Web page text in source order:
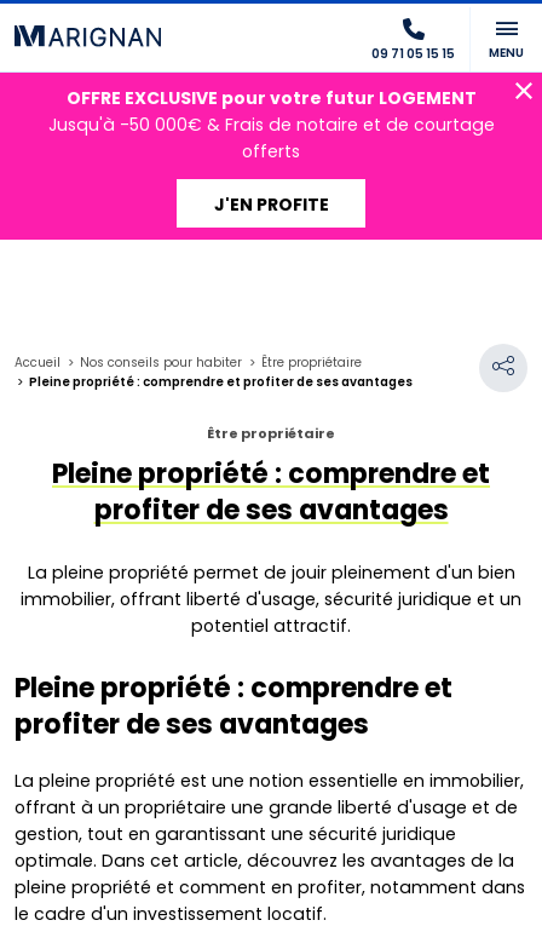
09 71 05 15 15 MENU
OFFRE EXCLUSIVE pour votre futur LOGEMENT
Jusqu'à -50 000€ & Frais de notaire et de courtage
offerts
J'EN PROFITE
Accueil Nos conseils pour habiter
Être propriétaire
Pleine propriété : comprendre et profiter de ses avantages
Être propriétaire
Pleine propriété : comprendre et
profiter de ses avantages
La pleine propriété permet de jouir pleinement d'un bien
immobilier, offrant liberté d'usage, sécurité juridique et un
potentiel attractif.
Pleine propriété : comprendre et
profiter de ses avantages
La pleine propriété est une notion essentielle en immobilier,
offrant à un propriétaire une grande liberté d'usage et de
gestion, tout en garantissant une sécurité juridique
optimale. Dans cet article, découvrez les avantages de la
pleine propriété et comment en profiter, notamment dans
le cadre d'un investissement locatif.